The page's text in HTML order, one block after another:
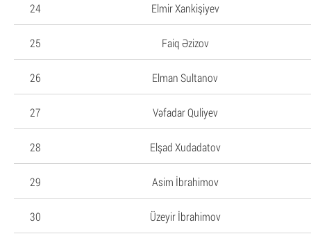
24 Elmir Xankişiyev
25 Faiq Əzizov
26 Elman Sultanov
27 Vəfadar Quliyev
28 Elşad Xudadatov
29 Asim İbrahimov
30 Üzeyir İbrahimov